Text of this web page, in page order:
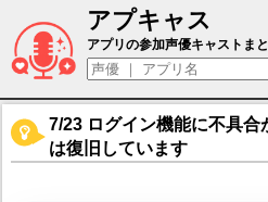
アプキャス
鹿島雄三（声優：
アプリの参加声優キャストま
7/23 ログイン機能に不具
は復旧しています